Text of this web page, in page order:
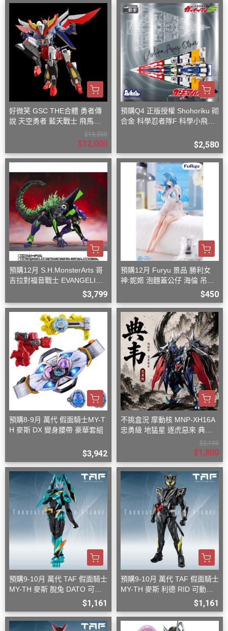
好微笑 GSC THE合體 勇者傳
說 天空勇者 藍天戰士 飛馬戰
$13,200
$12,000
預購Q4 正版授權 Shohoriku 砌
合金 科學忍者隊F 科學小飛俠
$2,580
預購12月 S.H.MonsterArts 哥
吉拉對福音戰士 EVANGELION
$3,799
預購12月 Furyu 景品 勝利女
神:妮姬 泡麵蓋公仔 海倫 吊帶
$450
預購8-9月 萬代 假面騎士MY-T
H 麥斯 DX 變身腰帶 豪華套組
$3,942
不挑盒況 摩動核 MNP-XH16A
忠勇級 地猛星 逐虎惡來 典韋
$2,100
$1,800
預購9-10月 萬代 TAF 假面騎士
MY-TH 麥斯 脫兔 DATO 可動
$1,161
預購9-10月 萬代 TAF 假面騎士
MY-TH 麥斯 利德 RID 可動完
$1,161